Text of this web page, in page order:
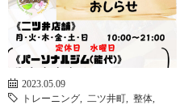
2023.05.09
トレーニング
二ツ井町 整体